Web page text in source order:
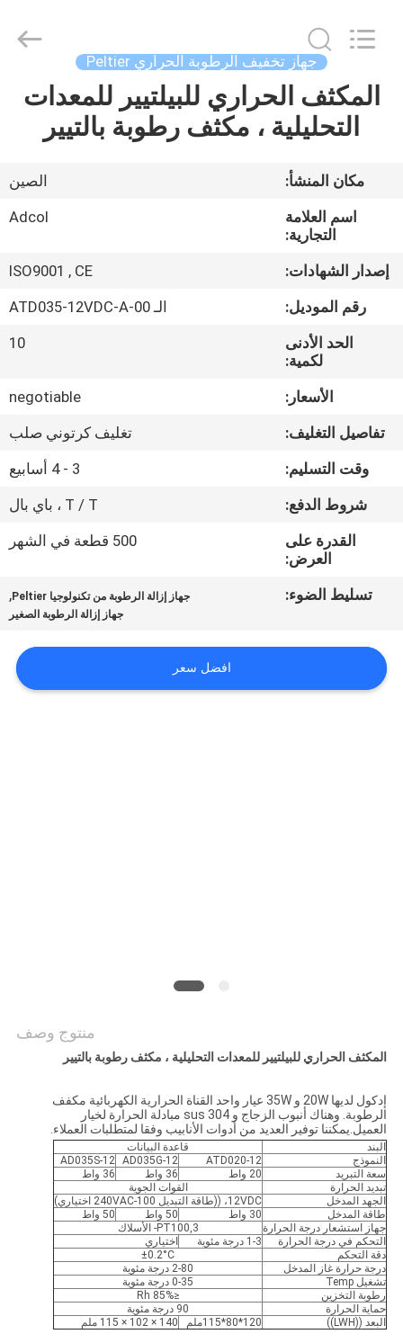
منزل
أشرطة
حول
في
المعمل
ضبط
الجودة
اتصل
أخبار
(Guangzhou)
جهاز تخفيف الرطوبة الحراري Peltier
المكثف الحراري للبيلتيير للمعدات
التحليلية ، مكثف رطوبة بالتيير
مكان المنشأ:
الصين
اسم العلامة
التجارية:
Adcol
إصدار الشهادات:
ISO9001 , CE
رقم الموديل:
الـ ATD035-12VDC-A-00
الحد الأدنى
لكمية:
10
الأسعار:
negotiable
تفاصيل التغليف:
تغليف كرتوني صلب
وقت التسليم:
3 - 4 أسابيع
شروط الدفع:
T / T ، باي بال
القدرة على
العرض:
500 قطعة في الشهر
تسليط الضوء: جهاز إزالة الرطوبة من تكنولوجيا Peltier ,
جهاز إزالة الرطوبة الصغير
افضل سعر
منتوج وصف
المكثف الحراري للبيلتيير للمعدات التحليلية ، مكثف رطوبة بالتيير
إدكول لديها 20W و 35W عيار واحد القناة الحرارية الكهربائية مكفف
الرطوبة. وهناك أنبوب الزجاج و sus 304 مبادلة الحرارة لخيار
العميل.يمكننا توفير العديد من أدوات الأنابيب وفقا لمتطلبات العملاء.
البند
قاعدة البيانات
النموذج
ATD020-12
AD035G-12
AD035S-12
سعة التبريد
20 واط 36 واط
36 واط
تبديد الحرارة
القوات الجوية
الجهد المدخل
12VDC، ((طاقة التبديل 100-240VAC اختياري)
طاقة المدخل
30 واط 50 واط
50 واط
جهاز استشعار درجة الحرارة
PT100,3- الأسلاك
التحكم في درجة الحرارة
1-3 درجة مئوية
اختياري
دقة التحكم
±0.2°C
درجة حرارة غاز المدخل
2-80 درجة مئوية
تشغيل Temp
0-35 درجة مئوية
رطوبة التخزين
≤85% Rh
حماية الحرارة
90 درجة مئوية
البعد ((LWH))
120*80*115ملم 140 × 102 × 115 ملم